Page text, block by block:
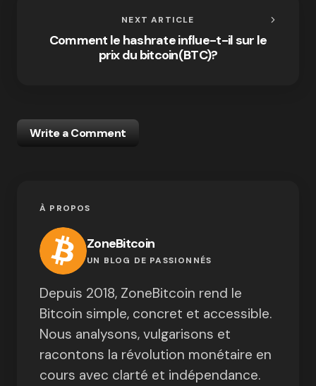
NEXT ARTICLE
Comment le hashrate influe-t-il sur le
prix du bitcoin(BTC)?
Write a Comment
À PROPOS
ZoneBitcoin
UN BLOG DE PASSIONNÉS
Depuis 2018, ZoneBitcoin rend le
Bitcoin simple, concret et accessible.
Nous analysons, vulgarisons et
racontons la révolution monétaire en
cours avec clarté et indépendance.